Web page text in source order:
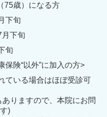
75歳）になる方
下旬
下旬
旬
険“以外”に加入の方>
ている場合はほぼ受診可
りますので、本院にお問
)